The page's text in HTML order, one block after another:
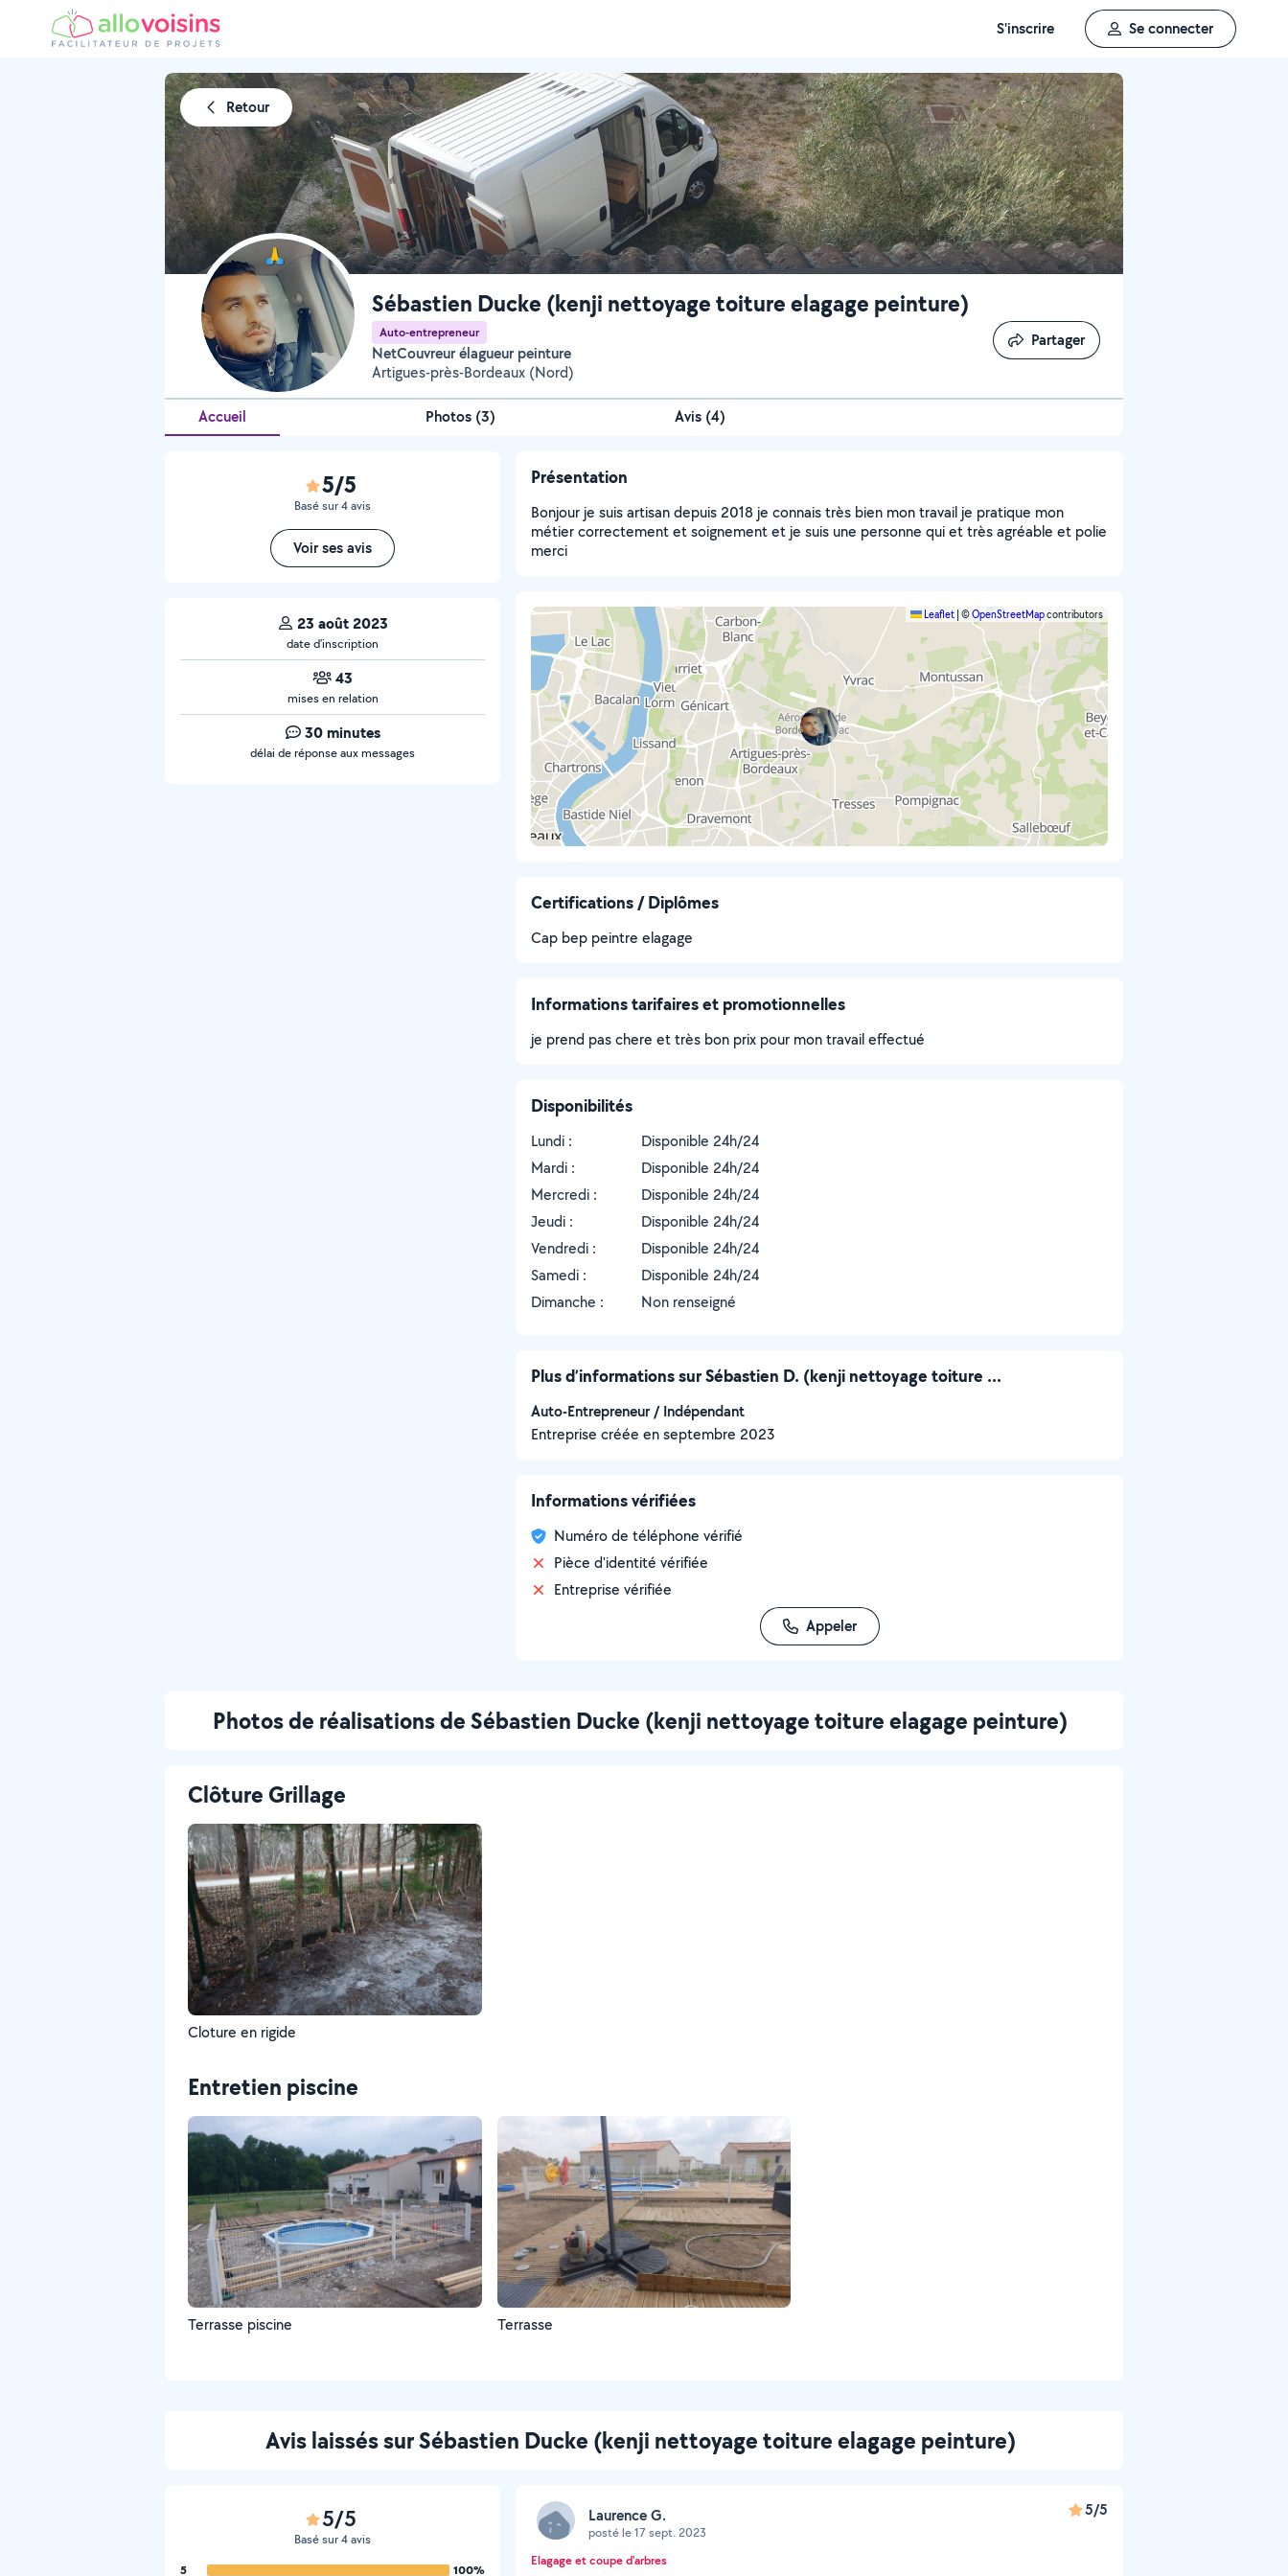
S'inscrire Se connecter
Retour
Sébastien Ducke (kenji nettoyage toiture elagage peinture)
Auto-entrepreneur
NetCouvreur élagueur peinture
Artigues-près-Bordeaux (Nord)
Partager
Partager
Accueil Photos (3) Avis (4)
5/5
Basé sur 4 avis
Voir ses avis
23 août 2023
date d’inscription
43
mises en relation
30 minutes
délai de réponse aux messages
Présentation
Bonjour je suis artisan depuis 2018 je connais très bien mon travail je pratique mon
métier correctement et soignement et je suis une personne qui et très agréable et polie
merci
Leaflet ©OpenStreetMapcontributors
Certifications / Diplômes
Cap bep peintre elagage
Informations tarifaires et promotionnelles
je prend pas chere et très bon prix pour mon travail effectué
Disponibilités
Lundi :
Disponible 24h/24
Mardi :
Disponible 24h/24
Mercredi :
Disponible 24h/24
Jeudi :
Disponible 24h/24
Vendredi :
Disponible 24h/24
Samedi :
Disponible 24h/24
Dimanche :
Non renseigné
Plus d’informations sur Sébastien D. (kenji nettoyage toiture ...
Auto-Entrepreneur / Indépendant
Entreprise créée enseptembre 2023
Informations vérifiées
Numéro de téléphone vérifié
Pièce d'identité vérifiée
Entreprise vérifiée
Appeler
Photos de réalisations de Sébastien Ducke (kenji nettoyage toiture elagage peinture)
Clôture Grillage
Cloture en rigide
Entretien piscine
Terrasse piscine Terrasse
Avis laissés sur Sébastien Ducke (kenji nettoyage toiture elagage peinture)
5/5
Basé sur 4 avis
5
100%
Laurence G.
posté le 17 sept. 2023
5/5
Elagage et coupe d'arbres